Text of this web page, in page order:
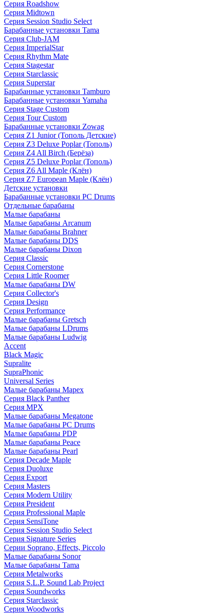
Серия Roadshow
Серия Midtown
Серия Session Studio Select
Барабанные установки Tama
Серия Club-JAM
Серия ImperialStar
Серия Rhythm Mate
Серия Stagestar
Серия Starclassic
Серия Superstar
Барабанные установки Tamburo
Барабанные установки Yamaha
Серия Stage Custom
Серия Tour Custom
Барабанные установки Zowag
Серия Z1 Junior (Тополь Детские)
Серия Z3 Deluxe Poplar (Тополь)
Серия Z4 All Birch (Берёза)
Серия Z5 Deluxe Poplar (Тополь)
Серия Z6 All Maple (Клён)
Серия Z7 European Maple (Клён)
Детские установки
Барабанные установки PC Drums
Отдельные барабаны
Малые барабаны
Малые барабаны Arcanum
Малые барабаны Brahner
Малые барабаны DDS
Малые барабаны Dixon
Серия Classic
Серия Cornerstone
Серия Little Roomer
Малые барабаны DW
Серия Collector's
Серия Design
Серия Performance
Малые барабаны Gretsch
Малые барабаны LDrums
Малые барабаны Ludwig
Accent
Black Magic
Supralite
SupraPhonic
Universal Series
Малые барабаны Mapex
Серия Black Panther
Серия MPX
Малые барабаны Megatone
Малые барабаны PC Drums
Малые барабаны PDP
Малые барабаны Peace
Малые барабаны Pearl
Серия Decade Maple
Серия Duoluxe
Серия Export
Серия Masters
Серия Modern Utility
Серия President
Серия Professional Maple
Серия SensiTone
Серия Session Studio Select
Серия Signature Series
Серии Soprano, Effects, Piccolo
Малые барабаны Sonor
Малые барабаны Tama
Серия Metalworks
Серия S.L.P. Sound Lab Project
Серия Soundworks
Серия Starclassic
Серия Woodworks